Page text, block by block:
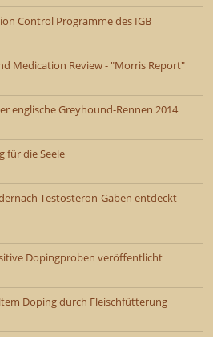
Control Programme des IGB
Medication Review - "Morris Report"
englische Greyhound-Rennen 2014
für die Seele
Testosteron-Gaben entdeckt
Dopingproben veröffentlicht
Doping durch Fleischfütterung